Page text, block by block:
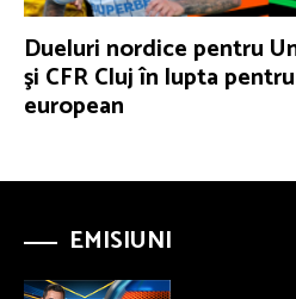
Dueluri nordice pentru
şi CFR Cluj în lupta
european
EMISIUNI